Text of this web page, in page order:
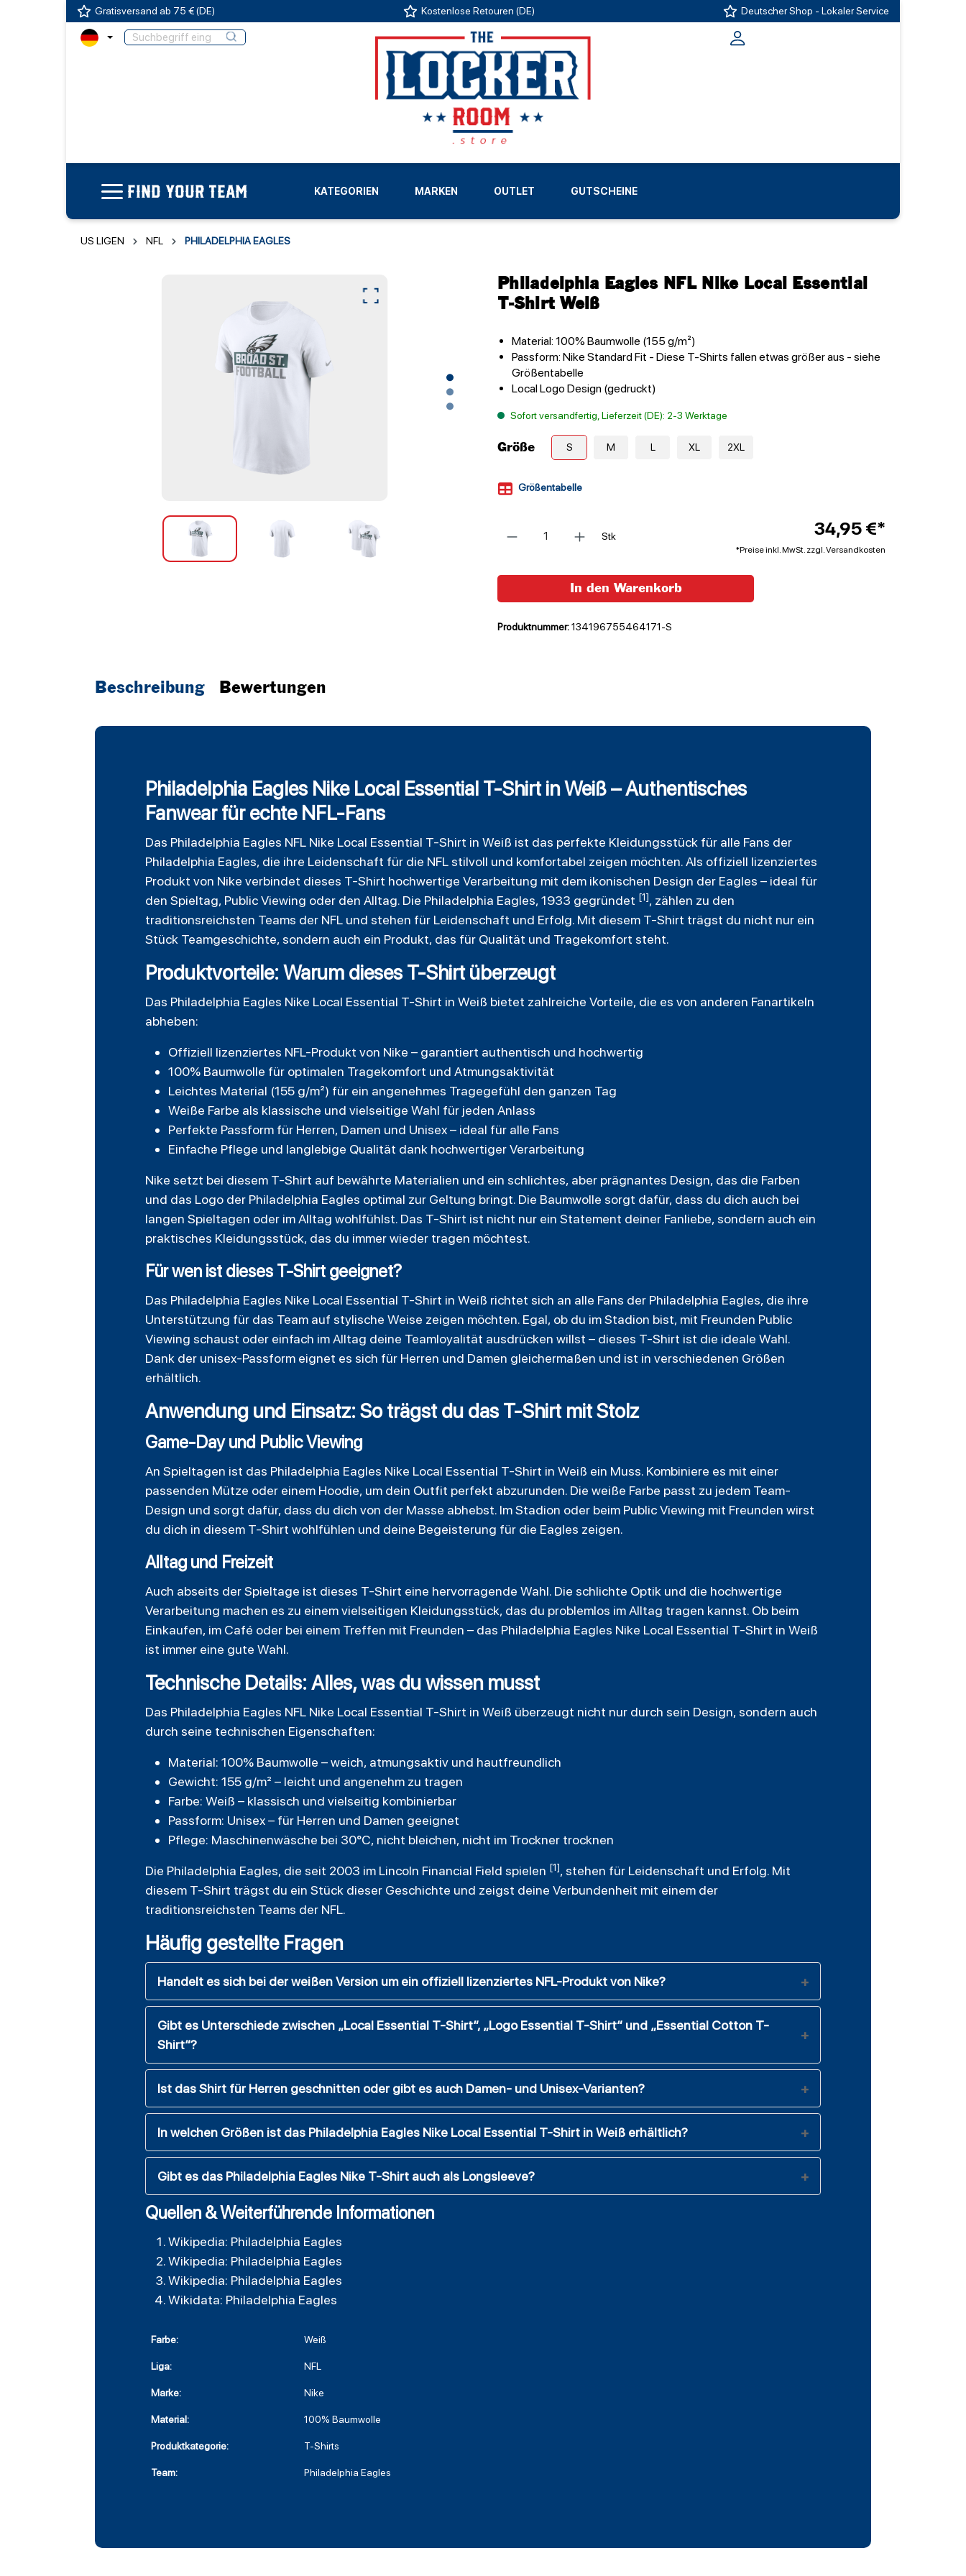
Gratisversand ab 75 € (DE) Kostenlose Retouren (DE) Deutscher Shop - Lokaler Service
FIND YOUR TEAM KATEGORIEN MARKEN
LIGEN
OUTLET GUTSCHEINE
US LIGEN NFL PHILADELPHIA EAGLES
Philadelphia Eagles NFL Nike Local Essential
T-Shirt Weiß
Material: 100% Baumwolle (155 g/m²)
Passform: Nike Standard Fit - Diese T-Shirts fallen etwas größer aus - siehe
Größentabelle
Local Logo Design (gedruckt)
Sofort versandfertig, Lieferzeit (DE): 2-3 Werktage
Größe S M L XL 2XL
Größentabelle
Stk
34,95 €*
*Preise inkl. MwSt. zzgl. Versandkosten
In den Warenkorb
Produktnummer:134196755464171-S
Beschreibung Bewertungen
Philadelphia Eagles Nike Local Essential T-Shirt in Weiß – Authentisches
Fanwear für echte NFL-Fans
Das Philadelphia Eagles NFL Nike Local Essential T-Shirt in Weiß ist das perfekte Kleidungsstück für alle Fans der
Philadelphia Eagles, die ihre Leidenschaft für die NFL stilvoll und komfortabel zeigen möchten. Als offiziell lizenziertes
Produkt von Nike verbindet dieses T-Shirt hochwertige Verarbeitung mit dem ikonischen Design der Eagles – ideal für
den Spieltag, Public Viewing oder den Alltag. Die Philadelphia Eagles, 1933 gegründet [1], zählen zu den
traditionsreichsten Teams der NFL und stehen für Leidenschaft und Erfolg. Mit diesem T-Shirt trägst du nicht nur ein
Stück Teamgeschichte, sondern auch ein Produkt, das für Qualität und Tragekomfort steht.
Produktvorteile: Warum dieses T-Shirt überzeugt
Das Philadelphia Eagles Nike Local Essential T-Shirt in Weiß bietet zahlreiche Vorteile, die es von anderen Fanartikeln
abheben:
Offiziell lizenziertes NFL-Produkt von Nike – garantiert authentisch und hochwertig
100% Baumwolle für optimalen Tragekomfort und Atmungsaktivität
Leichtes Material (155 g/m²) für ein angenehmes Tragegefühl den ganzen Tag
Weiße Farbe als klassische und vielseitige Wahl für jeden Anlass
Perfekte Passform für Herren, Damen und Unisex – ideal für alle Fans
Einfache Pflege und langlebige Qualität dank hochwertiger Verarbeitung
Nike setzt bei diesem T-Shirt auf bewährte Materialien und ein schlichtes, aber prägnantes Design, das die Farben
und das Logo der Philadelphia Eagles optimal zur Geltung bringt. Die Baumwolle sorgt dafür, dass du dich auch bei
langen Spieltagen oder im Alltag wohlfühlst. Das T-Shirt ist nicht nur ein Statement deiner Fanliebe, sondern auch ein
praktisches Kleidungsstück, das du immer wieder tragen möchtest.
Für wen ist dieses T-Shirt geeignet?
Das Philadelphia Eagles Nike Local Essential T-Shirt in Weiß richtet sich an alle Fans der Philadelphia Eagles, die ihre
Unterstützung für das Team auf stylische Weise zeigen möchten. Egal, ob du im Stadion bist, mit Freunden Public
Viewing schaust oder einfach im Alltag deine Teamloyalität ausdrücken willst – dieses T-Shirt ist die ideale Wahl.
Dank der unisex-Passform eignet es sich für Herren und Damen gleichermaßen und ist in verschiedenen Größen
erhältlich.
Anwendung und Einsatz: So trägst du das T-Shirt mit Stolz
Game-Day und Public Viewing
An Spieltagen ist das Philadelphia Eagles Nike Local Essential T-Shirt in Weiß ein Muss. Kombiniere es mit einer
passenden Mütze oder einem Hoodie, um dein Outfit perfekt abzurunden. Die weiße Farbe passt zu jedem Team-
Design und sorgt dafür, dass du dich von der Masse abhebst. Im Stadion oder beim Public Viewing mit Freunden wirst
du dich in diesem T-Shirt wohlfühlen und deine Begeisterung für die Eagles zeigen.
Alltag und Freizeit
Auch abseits der Spieltage ist dieses T-Shirt eine hervorragende Wahl. Die schlichte Optik und die hochwertige
Verarbeitung machen es zu einem vielseitigen Kleidungsstück, das du problemlos im Alltag tragen kannst. Ob beim
Einkaufen, im Café oder bei einem Treffen mit Freunden – das Philadelphia Eagles Nike Local Essential T-Shirt in Weiß
ist immer eine gute Wahl.
Technische Details: Alles, was du wissen musst
Das Philadelphia Eagles NFL Nike Local Essential T-Shirt in Weiß überzeugt nicht nur durch sein Design, sondern auch
durch seine technischen Eigenschaften:
Material: 100% Baumwolle – weich, atmungsaktiv und hautfreundlich
Gewicht: 155 g/m² – leicht und angenehm zu tragen
Farbe: Weiß – klassisch und vielseitig kombinierbar
Passform: Unisex – für Herren und Damen geeignet
Pflege: Maschinenwäsche bei 30°C, nicht bleichen, nicht im Trockner trocknen
Die Philadelphia Eagles, die seit 2003 im Lincoln Financial Field spielen [1], stehen für Leidenschaft und Erfolg. Mit
diesem T-Shirt trägst du ein Stück dieser Geschichte und zeigst deine Verbundenheit mit einem der
traditionsreichsten Teams der NFL.
Häufig gestellte Fragen
Handelt es sich bei der weißen Version um ein offiziell lizenziertes NFL-Produkt von Nike?
Gibt es Unterschiede zwischen „Local Essential T-Shirt“, „Logo Essential T-Shirt“ und „Essential Cotton T-
Shirt“?
Ist das Shirt für Herren geschnitten oder gibt es auch Damen- und Unisex-Varianten?
In welchen Größen ist das Philadelphia Eagles Nike Local Essential T-Shirt in Weiß erhältlich?
Gibt es das Philadelphia Eagles Nike T-Shirt auch als Longsleeve?
Quellen & Weiterführende Informationen
Wikipedia: Philadelphia Eagles
Wikipedia: Philadelphia Eagles
Wikipedia: Philadelphia Eagles
Wikidata: Philadelphia Eagles
Farbe: Weiß
Liga: NFL
Marke: Nike
Material: 100% Baumwolle
Produktkategorie: T-Shirts
Team: Philadelphia Eagles